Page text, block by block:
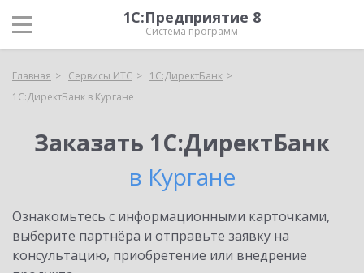
1С:Предприятие 8
Система программ
Главная Сервисы ИТС
1С:ДиректБанк
1С:ДиректБанк в Кургане
Заказать 1С:ДиректБанк
в Кургане
Ознакомьтесь с информационными карточками,
выберите партнёра и отправьте заявку на
консультацию, приобретение или внедрение